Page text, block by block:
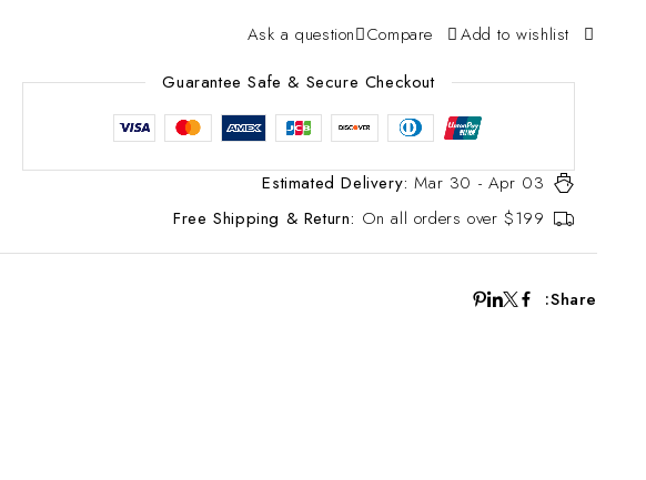
Add to wishlist
Compare
Ask a question
Guarantee Safe & Secure Checkout
Estimated Delivery: Mar 30 - Apr 03
Free Shipping & Return: On all orders over $199
Share: